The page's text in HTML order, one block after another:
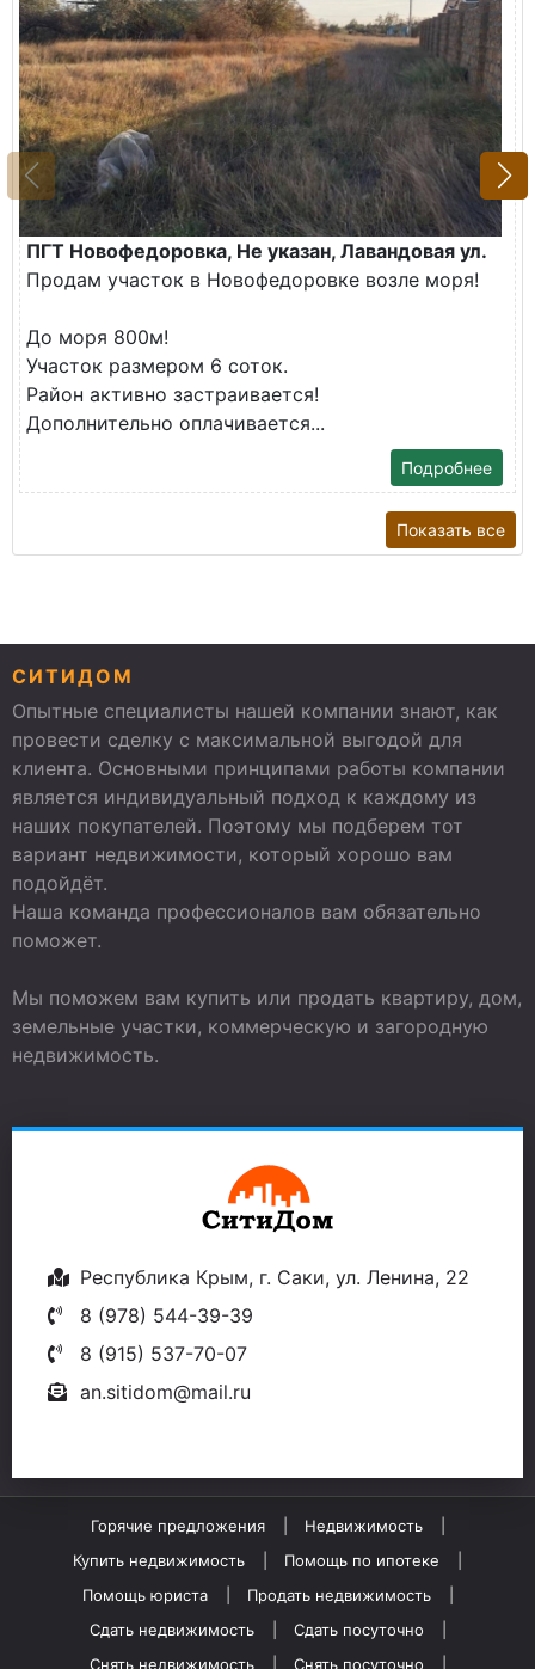
ПГТ Новофедоровка, Не указан, Лавандовая ул.
Продам участок в Новофедоровке возле моря!
До моря 800м!
Участок размером 6 соток.
Район активно застраивается!
Дополнительно оплачивается...
Подробнее
Показать все
СИТИДОМ
Опытные специалисты нашей компании знают, как
провести сделку с максимальной выгодой для
клиента. Основными принципами работы компании
является индивидуальный подход к каждому из
наших покупателей. Поэтому мы подберем тот
вариант недвижимости, который хорошо вам
подойдёт.
Наша команда профессионалов вам обязательно
поможет.
Мы поможем вам купить или продать квартиру, дом,
земельные участки, коммерческую и загородную
недвижимость.
Республика Крым, г. Саки, ул. Ленина, 22
8 (978) 544-39-39
8 (915) 537-70-07
an.sitidom@mail.ru
Горячие предложения
Недвижимость
Купить недвижимость
Помощь по ипотеке
Помощь юриста
Продать недвижимость
Сдать недвижимость
Сдать посуточно
Снять недвижимость
Снять посуточно